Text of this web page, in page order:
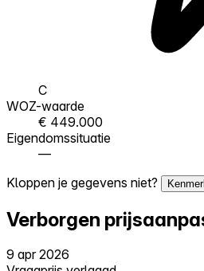
C
WOZ-waarde
€ 449.000
Eigendomssituatie
—
Kloppen je gegevens niet?
Verborgen
9 apr 2026